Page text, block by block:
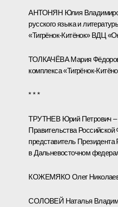
АНТОНЯН Юлия
русского языка и
«Тигрёнок-Китёнок» ВДЦ
ТОЛКАЧЁВА Мария
комплекса «Тигрёнок-
* * *
ТРУТНЕВ Юрий Петрович –
Правительства
представитель
в Дальневосточном
КОЖЕМЯКО Олег
СОЛОВЕЙ Наталья